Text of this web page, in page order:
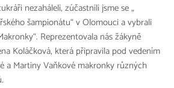
nezaháleli, zúčastnili jsme se „
šampionátu“ v Olomouci a vybrali
Reprezentovala nás žákyně
Koláčková, která připravila pod vedením
a Martiny Vaňkové makronky různých